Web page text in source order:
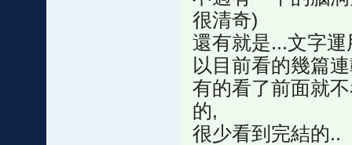
很清奇)
還有就是...文字
以目前看的幾篇
有的看了前面就
的,
很少看到完結的..